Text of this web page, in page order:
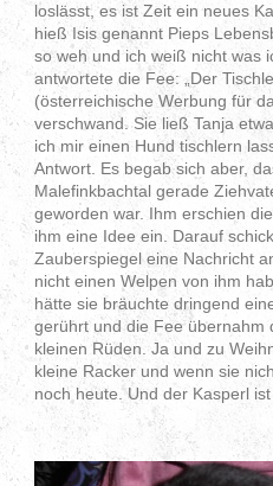
loslässt, es ist Zeit ein neues
hieß Isis genannt Pieps
so weh und ich weiß nicht was
antwortete die Fee: „Der
(österreichische Werbung für
verschwand. Sie ließ Tanja
ich mir einen Hund tischlern
Antwort. Es begab sich aber,
Malefinkbachtal gerade
geworden war. Ihm erschien
ihm eine Idee ein. Darauf
Zauberspiegel eine Nachricht
nicht einen Welpen von ihm
hätte sie bräuchte dringend
gerührt und die Fee übernahm
kleinen Rüden. Ja und zu
kleine Racker und wenn sie
noch heute. Und der Kasperl